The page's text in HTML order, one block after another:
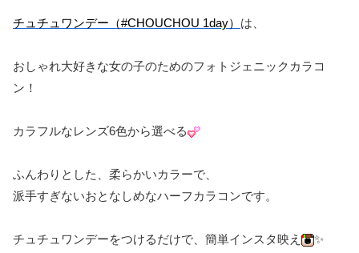
チュチュワンデー（#CHOUCHOU 1day） は、
おしゃれ大好きな女の子のためのフォトジェニックカラコ
ン！
カラフルなレンズ6色から選べる
ふんわりとした、柔らかいカラーで、
派手すぎないおとなしめなハーフカラコンです。
チュチュワンデーをつけるだけで、簡単インスタ映え ✨